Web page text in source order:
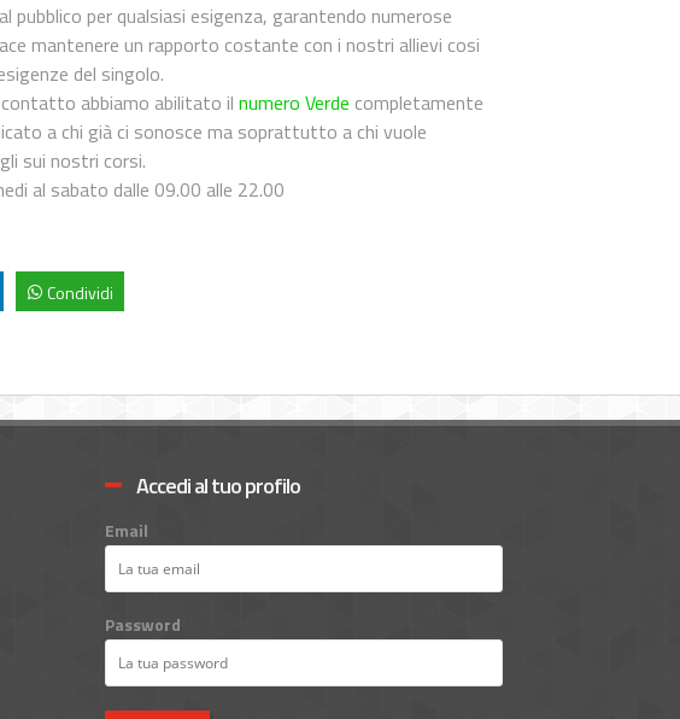
pubblico per qualsiasi esigenza, garantendo numerose
mantenere un rapporto costante con i nostri allievi cosi
del singolo.
abbiamo abilitato ilnumero Verde completamente
a chi già ci sonosce ma soprattutto a chi vuole
sui nostri corsi.
al sabato dalle 09.00 alle 22.00
Condividi
Accedi al tuo profilo
Email
Password